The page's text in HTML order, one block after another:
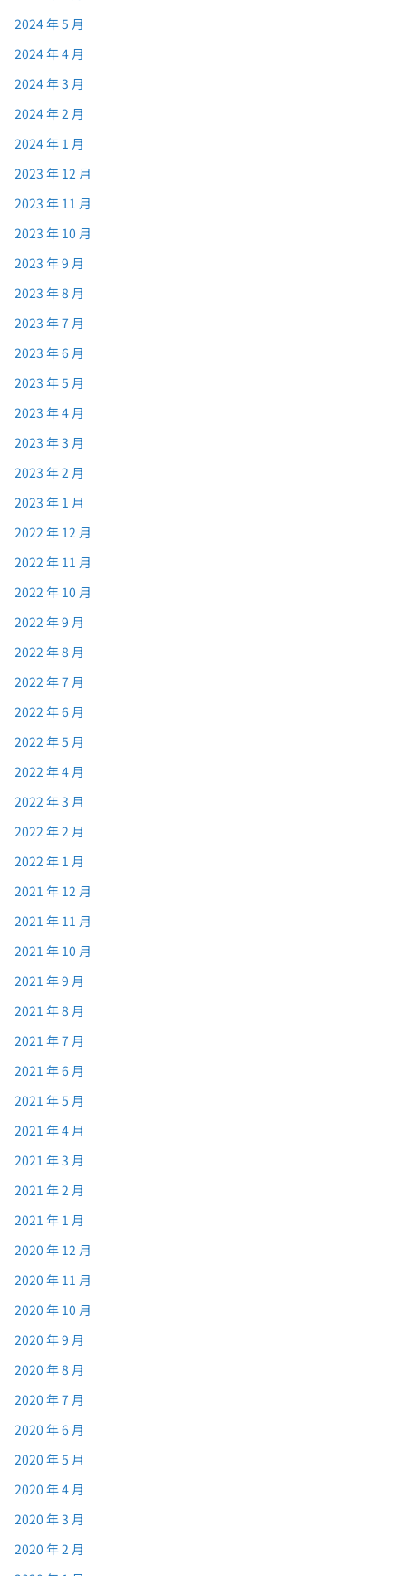
2024 年 5 月
2024 年 4 月
2024 年 3 月
2024 年 2 月
2024 年 1 月
2023 年 12 月
2023 年 11 月
2023 年 10 月
2023 年 9 月
2023 年 8 月
2023 年 7 月
2023 年 6 月
2023 年 5 月
2023 年 4 月
2023 年 3 月
2023 年 2 月
2023 年 1 月
2022 年 12 月
2022 年 11 月
2022 年 10 月
2022 年 9 月
2022 年 8 月
2022 年 7 月
2022 年 6 月
2022 年 5 月
2022 年 4 月
2022 年 3 月
2022 年 2 月
2022 年 1 月
2021 年 12 月
2021 年 11 月
2021 年 10 月
2021 年 9 月
2021 年 8 月
2021 年 7 月
2021 年 6 月
2021 年 5 月
2021 年 4 月
2021 年 3 月
2021 年 2 月
2021 年 1 月
2020 年 12 月
2020 年 11 月
2020 年 10 月
2020 年 9 月
2020 年 8 月
2020 年 7 月
2020 年 6 月
2020 年 5 月
2020 年 4 月
2020 年 3 月
2020 年 2 月